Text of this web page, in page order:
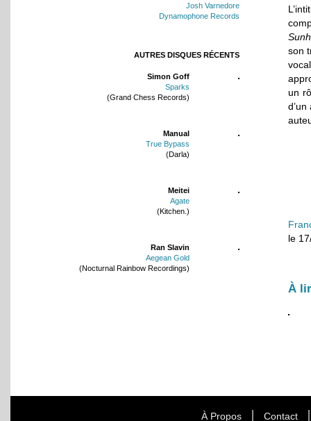
Josh Varnedore
Dynamophone Records
AUTRES DISQUES RÉCENTS
Simon Goff
Sparks
(Grand Chess Records)
Manual
True Bypass
(Darla)
Meitei
Agate
(Kitchen.)
Ran Slavin
Aegean Gold
(Nocturnal Rainbow Recordings)
son
un
le
À
À Propos Contact